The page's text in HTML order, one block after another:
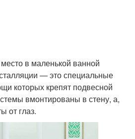
в маленькой ванной
— это специальные
которых крепят подвесной
вмонтированы в стену, а,
от глаз.